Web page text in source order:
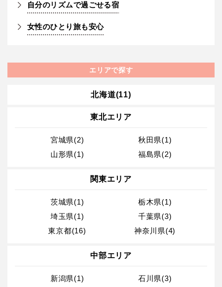
自分のリズムで過ごせる宿
女性のひとり旅も安心
エリアで探す
北海道(11)
東北エリア
宮城県(2)
秋田県(1)
山形県(1)
福島県(2)
関東エリア
茨城県(1)
栃木県(1)
埼玉県(1)
千葉県(3)
東京都(16)
神奈川県(4)
中部エリア
新潟県(1)
石川県(3)